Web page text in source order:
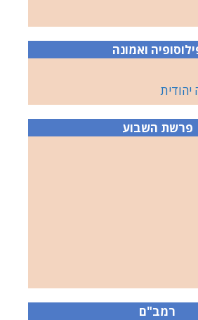
ואמונה
יהודית
פרשת השבוע
רמב"ם